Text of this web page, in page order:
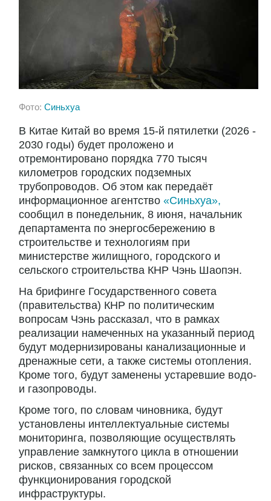
Фото: Синьхуа
В Китае Китай во время 15-й пятилетки (2026 -
2030 годы) будет проложено и
отремонтировано порядка 770 тысяч
километров городских подземных
трубопроводов. Об этом как передаёт
информационное агентство «Синьхуа»,
сообщил в понедельник, 8 июня, начальник
департамента по энергосбережению в
строительстве и технологиям при
министерстве жилищного, городского и
сельского строительства КНР Чэнь Шаопэн.
На брифинге Государственного совета
(правительства) КНР по политическим
вопросам Чэнь рассказал, что в рамках
реализации намеченных на указанный период
будут модернизированы канализационные и
дренажные сети, а также системы отопления.
Кроме того, будут заменены устаревшие водо-
и газопроводы.
Кроме того, по словам чиновника, будут
установлены интеллектуальные системы
мониторинга, позволяющие осуществлять
управление замкнутого цикла в отношении
рисков, связанных со всем процессом
функционирования городской
инфраструктуры.